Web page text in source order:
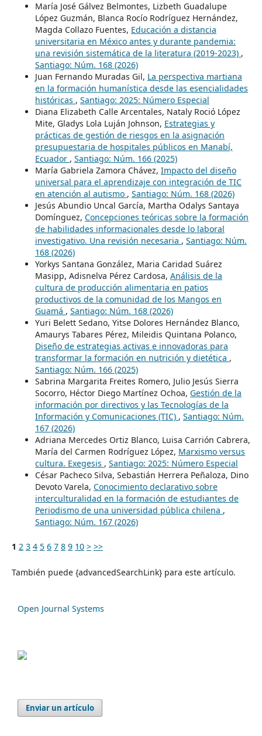
María José Gálvez Belmontes, Lizbeth Guadalupe
López Guzmán, Blanca Rocío Rodríguez Hernández,
Magda Collazo Fuentes, Educación a distancia
universitaria en México antes y durante pandemia:
una revisión sistemática de la literatura (2019-2023) ,
Santiago: Núm. 168 (2026)
Juan Fernando Muradas Gil, La perspectiva martiana
en la formación humanística desde las esencialidades
históricas , Santiago: 2025: Número Especial
Diana Elizabeth Calle Arcentales, Nataly Roció López
Mite, Gladys Lola Luján Johnson, Estrategias y
prácticas de gestión de riesgos en la asignación
presupuestaria de hospitales públicos en Manabí,
Ecuador , Santiago: Núm. 166 (2025)
María Gabriela Zamora Chávez, Impacto del diseño
universal para el aprendizaje con integración de TIC
en atención al autismo , Santiago: Núm. 168 (2026)
Jesús Abundio Uncal García, Martha Odalys Santaya
Domínguez, Concepciones teóricas sobre la formación
de habilidades informacionales desde lo laboral
investigativo. Una revisión necesaria , Santiago: Núm.
168 (2026)
Yorkys Santana González, Maria Caridad Suárez
Masipp, Adisnelva Pérez Cardosa, Análisis de la
cultura de producción alimentaria en patios
productivos de la comunidad de los Mangos en
Guamá , Santiago: Núm. 168 (2026)
Yuri Belett Sedano, Yitse Dolores Hernández Blanco,
Amaurys Tabares Pérez, Mileidis Quintana Polanco,
Diseño de estrategias activas e innovadoras para
transformar la formación en nutrición y dietética ,
Santiago: Núm. 166 (2025)
Sabrina Margarita Freites Romero, Julio Jesús Sierra
Socorro, Héctor Diego Martínez Ochoa, Gestión de la
información por directivos y las Tecnologías de la
Información y Comunicaciones (TIC) , Santiago: Núm.
167 (2026)
Adriana Mercedes Ortiz Blanco, Luisa Carrión Cabrera,
María del Carmen Rodríguez López, Marxismo versus
cultura. Exegesis , Santiago: 2025: Número Especial
César Pacheco Silva, Sebastián Herrera Peñaloza, Dino
Devoto Varela, Conocimiento declarativo sobre
interculturalidad en la formación de estudiantes de
Periodismo de una universidad pública chilena ,
Santiago: Núm. 167 (2026)
1 2 3 4 5 6 7 8 9 10 > >>
También puede {advancedSearchLink} para este artículo.
Open Journal Systems
Enviar un artículo